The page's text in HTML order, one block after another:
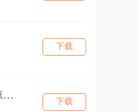
下载
斩魔问道之琼华之境
下载